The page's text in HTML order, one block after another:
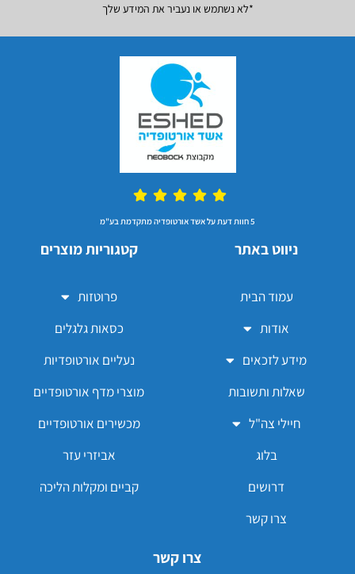
*לא נשתמש או נעביר את המידע שלך
5 חוות דעת על אשד אורטופדיה מתקדמת בע"מ
ניווט באתר
עמוד הבית
אודות
מידע לזכאים
שאלות ותשובות
חיילי צה"ל
בלוג
דרושים
צרו קשר
קטגוריות מוצרים
פרוטזות
כסאות גלגלים
נעליים אורטופדיות
מוצרי מדף אורטופדיים
מכשירים אורטופדיים
אביזרי עזר
קביים ומקלות הליכה
צרו קשר